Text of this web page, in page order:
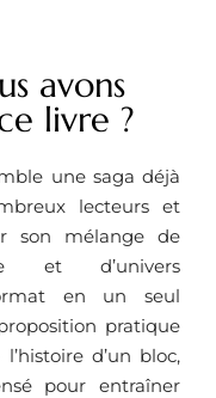
avons
livre ?
une saga déjà
lecteurs et
son mélange de
et d’univers
en un seul
pratique
d’un bloc,
pour entraîner